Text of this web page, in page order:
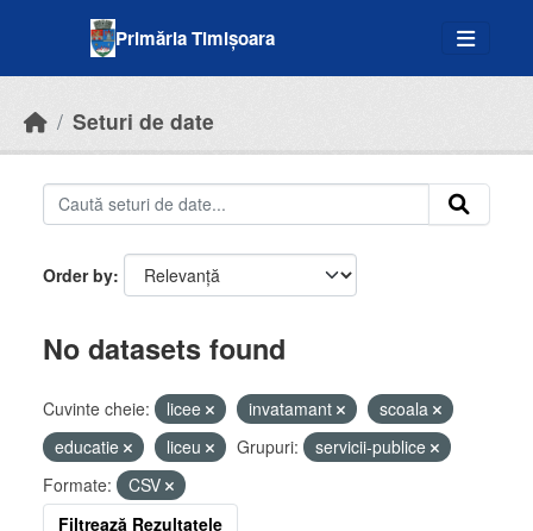
Primăria Timișoara
Seturi de date
Order by
No datasets found
Cuvinte cheie: licee invatamant
scoala
educatie
liceu Grupuri:
servicii-publice
Formate:
CSV
Filtrează Rezultatele